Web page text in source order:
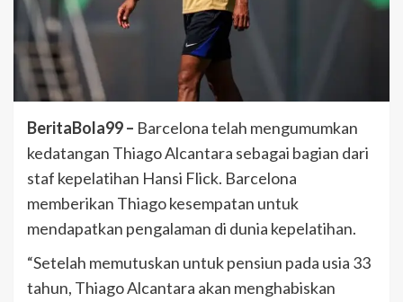
BeritaBola99 – Barcelona telah mengumumkan
kedatangan Thiago Alcantara sebagai bagian dari
staf kepelatihan Hansi Flick. Barcelona
memberikan Thiago kesempatan untuk
mendapatkan pengalaman di dunia kepelatihan.
“Setelah memutuskan untuk pensiun pada usia 33
tahun, Thiago Alcantara akan menghabiskan